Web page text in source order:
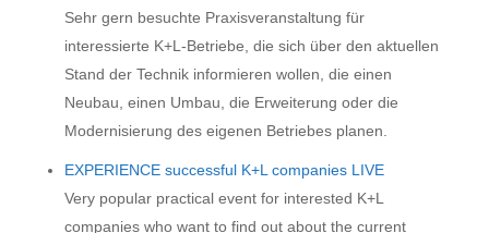
Sehr gern besuchte Praxisveranstaltung für
interessierte K+L-Betriebe, die sich über den aktuellen
Stand der Technik informieren wollen, die einen
Neubau, einen Umbau, die Erweiterung oder die
Modernisierung des eigenen Betriebes planen.
EXPERIENCE successful K+L companies LIVE
Very popular practical event for interested K+L
companies who want to find out about the current